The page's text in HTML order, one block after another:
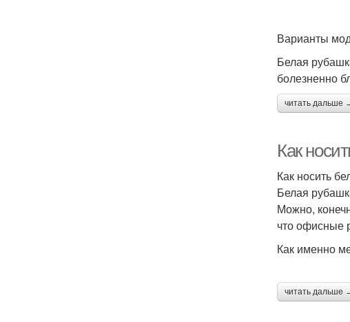
Варианты
Белая
болезненно
читать дальше
Как
Как носить
Белая
Можно,
что офисные
Как именно
читать дальше